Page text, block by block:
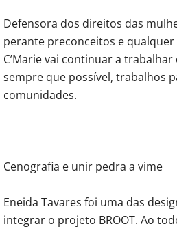
Defensora dos direitos das
perante preconceitos e
C’Marie vai continuar a trabalhar
sempre que possível, trabalhos
comunidades.
Cenografia e unir pedra a vime
Eneida Tavares foi uma das
integrar o projeto BROOT. Ao